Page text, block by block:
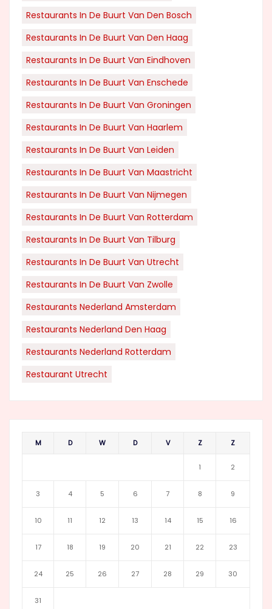
Restaurants In De Buurt Van Den Bosch
Restaurants In De Buurt Van Den Haag
Restaurants In De Buurt Van Eindhoven
Restaurants In De Buurt Van Enschede
Restaurants In De Buurt Van Groningen
Restaurants In De Buurt Van Haarlem
Restaurants In De Buurt Van Leiden
Restaurants In De Buurt Van Maastricht
Restaurants In De Buurt Van Nijmegen
Restaurants In De Buurt Van Rotterdam
Restaurants In De Buurt Van Tilburg
Restaurants In De Buurt Van Utrecht
Restaurants In De Buurt Van Zwolle
Restaurants Nederland Amsterdam
Restaurants Nederland Den Haag
Restaurants Nederland Rotterdam
Restaurant Utrecht
M D W D V Z Z
1 2
3 4 5 6 7 8 9
10 11 12 13 14 15 16
17 18 19 20 21 22 23
24 25 26 27 28 29 30
31